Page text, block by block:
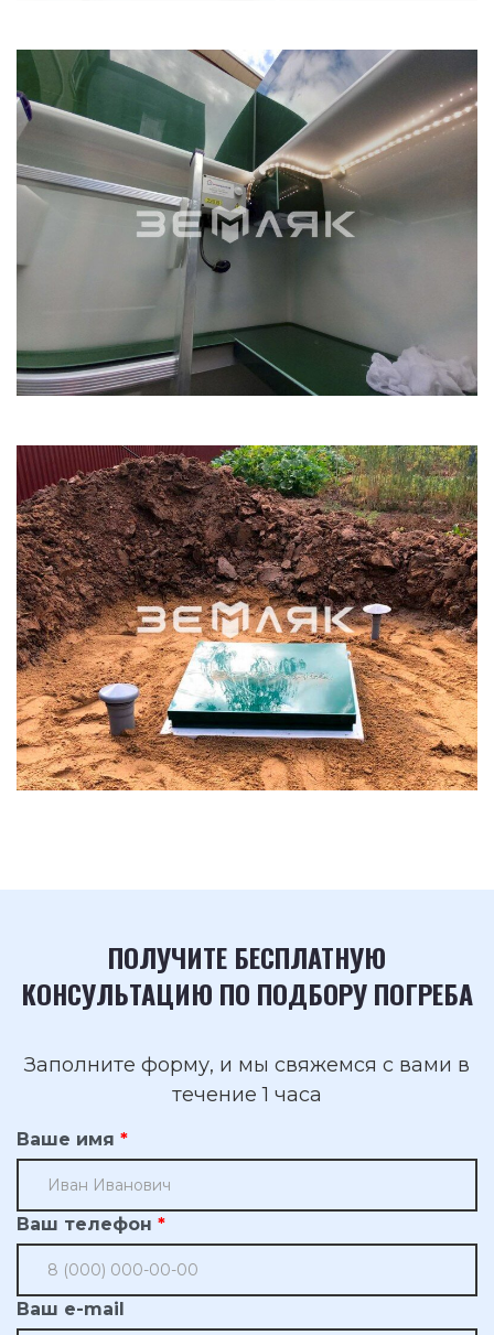
ПОЛУЧИТЕ БЕСПЛАТНУЮ
КОНСУЛЬТАЦИЮ ПО ПОДБОРУ ПОГРЕБА
Заполните форму, и мы свяжемся с вами в
течение 1 часа
Ваше имя
Ваш телефон
Ваш e-mail